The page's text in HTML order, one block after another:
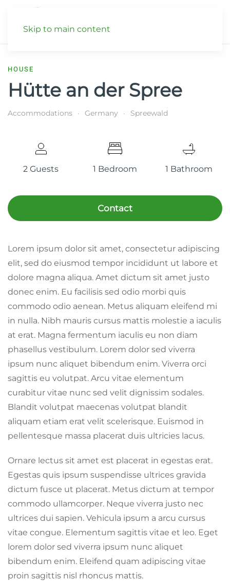
Skip to main content
HOUSE
Hütte an der Spree
Accommodations Germany Spreewald
2 Guests 1 Bedroom 1 Bathroom
Contact
Lorem ipsum dolor sit amet, consectetur adipiscing
elit, sed do eiusmod tempor incididunt ut labore et
dolore magna aliqua. Amet dictum sit amet justo
donec enim. Eu facilisis sed odio morbi quis
commodo odio aenean. Metus aliquam eleifend mi
in nulla. Nibh mauris cursus mattis molestie a iaculis
at erat. Magna fermentum iaculis eu non diam
phasellus vestibulum. Lorem dolor sed viverra
ipsum nunc aliquet bibendum enim. Viverra orci
sagittis eu volutpat. Arcu vitae elementum
curabitur vitae nunc sed velit dignissim sodales.
Blandit volutpat maecenas volutpat blandit
aliquam etiam erat velit scelerisque. Euismod in
pellentesque massa placerat duis ultricies lacus.
Ornare lectus sit amet est placerat in egestas erat.
Egestas quis ipsum suspendisse ultrices gravida
dictum fusce ut placerat. Metus dictum at tempor
commodo ullamcorper. Neque viverra justo nec
ultrices dui sapien. Vehicula ipsum a arcu cursus
vitae congue. Elementum sagittis vitae et leo. Eget
lorem dolor sed viverra ipsum nunc aliquet
bibendum enim. Eleifend quam adipiscing vitae
proin sagittis nisl rhoncus mattis.